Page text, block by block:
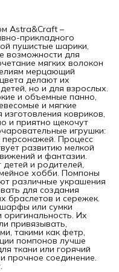
Astra&Craft –
прикладного
пушистые шарики,
возможности для
мягких волокон
мерцающий
делают их
но и для взрослых.
и объемные панно,
и мягкие
ковриков,
и приятно щекочут
игрушки:
Процесс
развитию мелкой
и фантазии.
и родителей,
хобби. Помпоны
различные украшения
для создания
браслетов и сережек.
или сумки
Их
привязывать,
такими как фетр,
помпонов лучше
ткани или горячий
прочное соединение.